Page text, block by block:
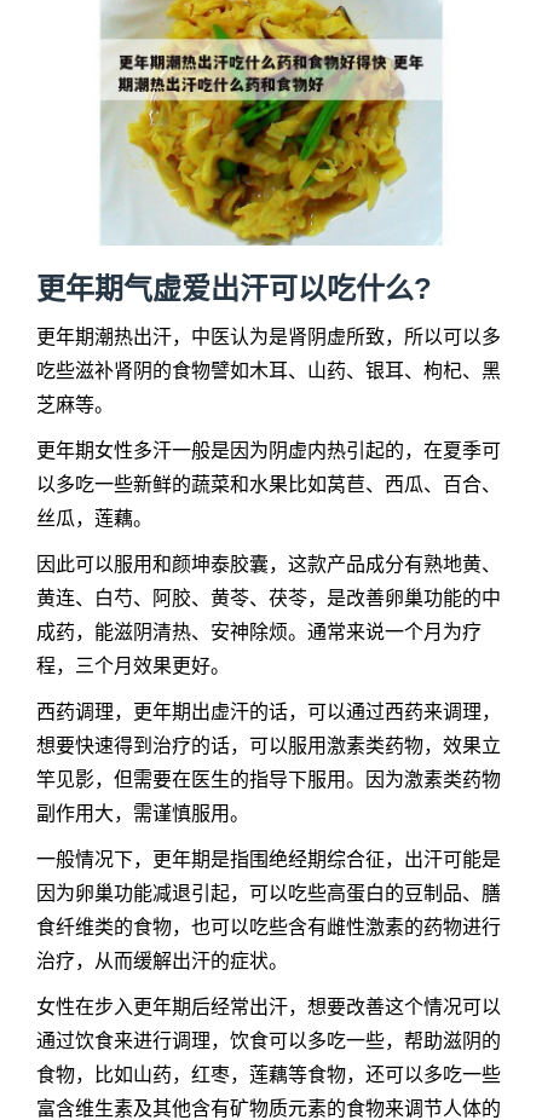
更年期气虚爱出汗可以吃什么?
更年期潮热出汗，中医认为是肾阴虚所致，所以可以多
吃些滋补肾阴的食物譬如木耳、山药、银耳、枸杞、黑
芝麻等。
更年期女性多汗一般是因为阴虚内热引起的，在夏季可
以多吃一些新鲜的蔬菜和水果比如莴苣、西瓜、百合、
丝瓜，莲藕。
因此可以服用和颜坤泰胶囊，这款产品成分有熟地黄、
黄连、白芍、阿胶、黄苓、茯苓，是改善卵巢功能的中
成药，能滋阴清热、安神除烦。通常来说一个月为疗
程，三个月效果更好。
西药调理，更年期出虚汗的话，可以通过西药来调理，
想要快速得到治疗的话，可以服用激素类药物，效果立
竿见影，但需要在医生的指导下服用。因为激素类药物
副作用大，需谨慎服用。
一般情况下，更年期是指围绝经期综合征，出汗可能是
因为卵巢功能减退引起，可以吃些高蛋白的豆制品、膳
食纤维类的食物，也可以吃些含有雌性激素的药物进行
治疗，从而缓解出汗的症状。
女性在步入更年期后经常出汗，想要改善这个情况可以
通过饮食来进行调理，饮食可以多吃一些，帮助滋阴的
食物，比如山药，红枣，莲藕等食物，还可以多吃一些
富含维生素及其他含有矿物质元素的食物来调节人体的